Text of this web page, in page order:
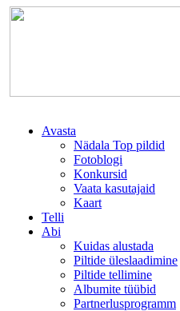
Avasta
Nädala Top pildid
Fotoblogi
Konkursid
Vaata kasutajaid
Kaart
Telli
Abi
Kuidas alustada
Piltide üleslaadimine
Piltide tellimine
Albumite tüübid
Partnerlusprogramm